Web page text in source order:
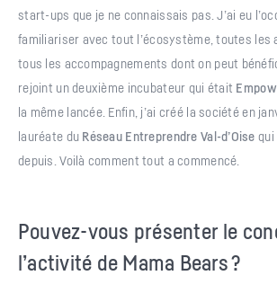
start-ups que je ne connaissais pas. J’ai eu
familiariser avec tout l’écosystème, toutes les
tous les accompagnements dont on peut
rejoint un deuxième incubateur qui était
la même lancée. Enfin, j’ai créé la société en
lauréate du Réseau Entreprendre Val-d’Oise qui
depuis. Voilà comment tout a commencé.
Pouvez-vous présenter le
l’activité de Mama Bears ?